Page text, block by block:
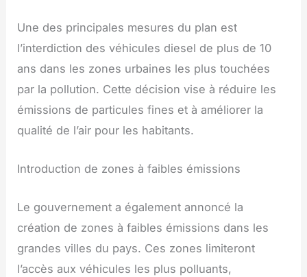
Une des principales mesures du plan est
l’interdiction des véhicules diesel de plus de 10
ans dans les zones urbaines les plus touchées
par la pollution. Cette décision vise à réduire les
émissions de particules fines et à améliorer la
qualité de l’air pour les habitants.
Introduction de zones à faibles émissions
Le gouvernement a également annoncé la
création de zones à faibles émissions dans les
grandes villes du pays. Ces zones limiteront
l’accès aux véhicules les plus polluants,